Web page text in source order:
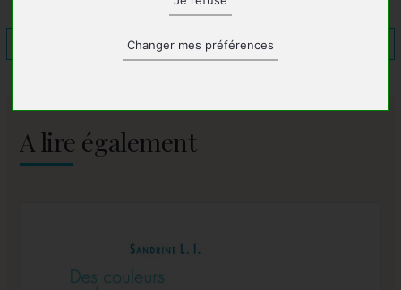
Changer mes préférences
A lire également